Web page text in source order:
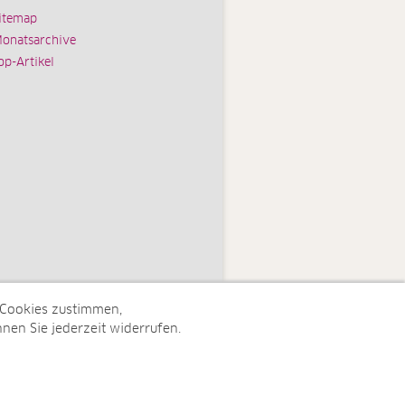
Artikel
zustimmen,
Sie jederzeit widerrufen.